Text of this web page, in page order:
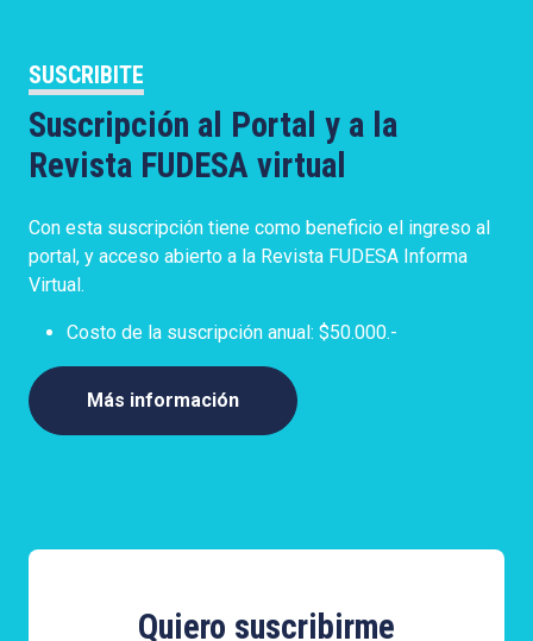
SUSCRIBITE
Suscripción al Portal y a la
Revista FUDESA virtual
Con esta suscripción tiene como beneficio el ingreso al
portal, y acceso abierto a la Revista FUDESA Informa
Virtual.
Costo de la suscripción anual: $50.000.-
Más información
Quiero suscribirme